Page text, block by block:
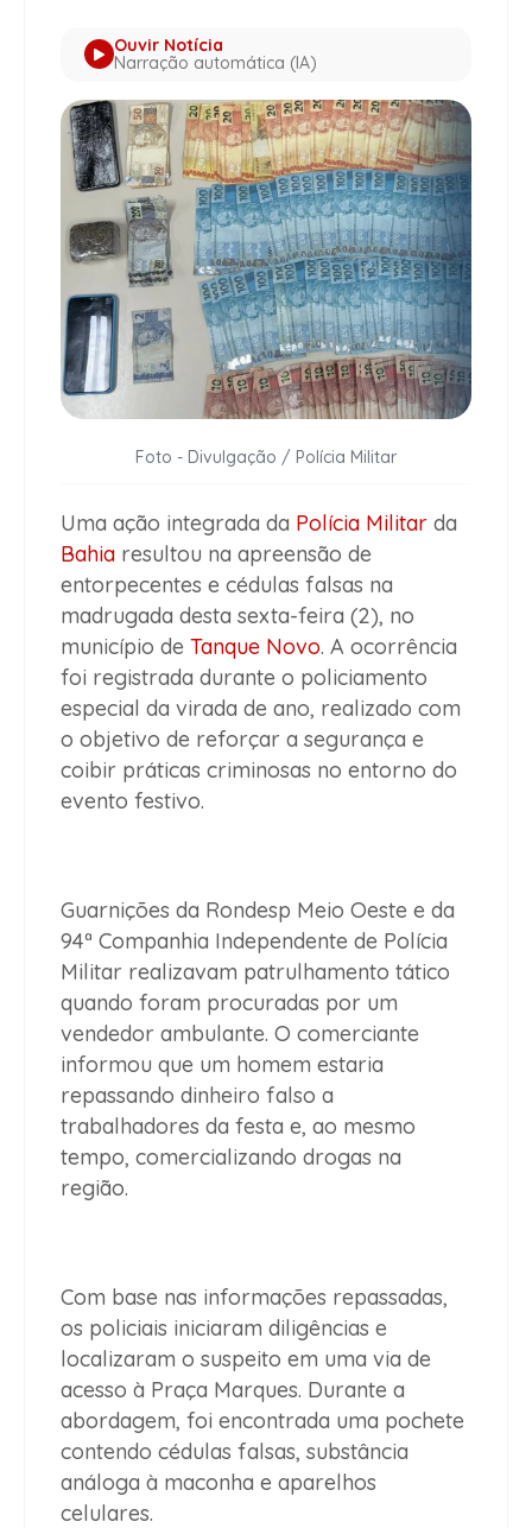
Ouvir Notícia
Narração automática (IA)
Foto - Divulgação / Polícia Militar
Uma ação integrada da Polícia Militar da
Bahia resultou na apreensão de
entorpecentes e cédulas falsas na
madrugada desta sexta-feira (2), no
município de Tanque Novo. A ocorrência
foi registrada durante o policiamento
especial da virada de ano, realizado com
o objetivo de reforçar a segurança e
coibir práticas criminosas no entorno do
evento festivo.
Guarnições da Rondesp Meio Oeste e da
94ª Companhia Independente de Polícia
Militar realizavam patrulhamento tático
quando foram procuradas por um
vendedor ambulante. O comerciante
informou que um homem estaria
repassando dinheiro falso a
trabalhadores da festa e, ao mesmo
tempo, comercializando drogas na
região.
Com base nas informações repassadas,
os policiais iniciaram diligências e
localizaram o suspeito em uma via de
acesso à Praça Marques. Durante a
abordagem, foi encontrada uma pochete
contendo cédulas falsas, substância
análoga à maconha e aparelhos
celulares.